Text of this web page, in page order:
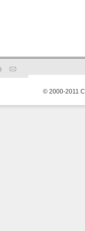
© 2000-2011